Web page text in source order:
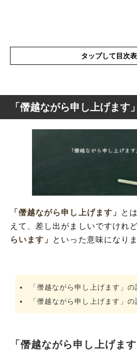
タップして目次
「僭越ながら申し上げます
「僭越ながら申し上げます
「僭越ながら申し上げます
「僭越ながら申し上げます
「僭越ながら申し上げます
「僭越ながら申し上げます」
と
えて、差し出がましいですけれど
らいます」 といった意味になりま
「僭越ながら申し上げます」
「僭越ながら申し上げます」の
「僭越ながら申し上げま